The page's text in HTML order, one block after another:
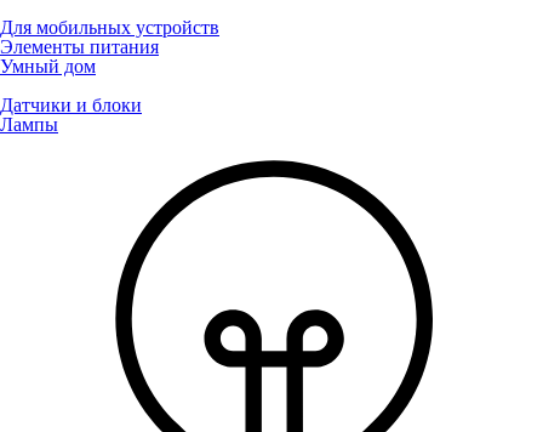
Для мобильных устройств
Элементы питания
Умный дом
Датчики и блоки
Лампы